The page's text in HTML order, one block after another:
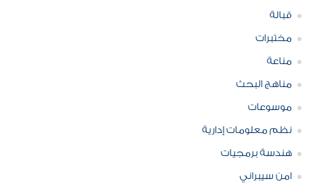
قبالة
مختبرات
مناعة
مناهج البحث
موسوعات
نظم معلومات إدارية
هندسة برمجيات
امن سيبراني